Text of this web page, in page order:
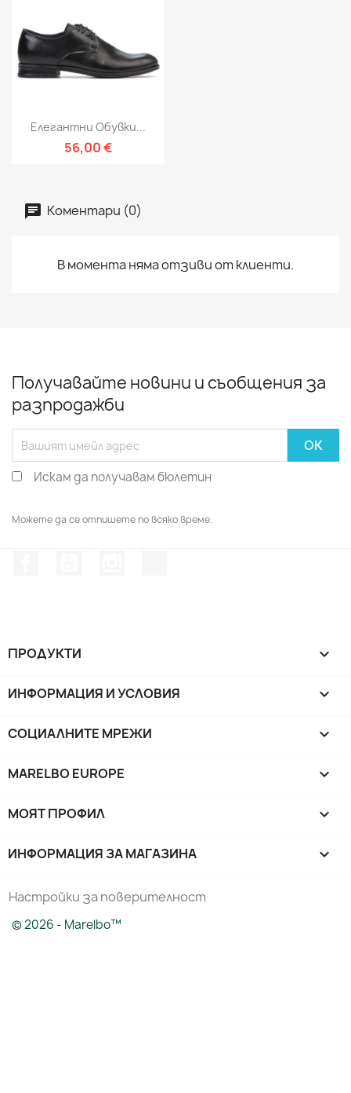
Елегантни Обувки...
56,00 €
Коментари (0)
В момента няма отзиви от клиенти.
Получавайте новини и съобщения за
разпродажби
Искам да получавам бюлетин
Можете да се отпишете по всяко време.
ПРОДУКТИ 
ИНФОРМАЦИЯ И УСЛОВИЯ 
СОЦИАЛНИТЕ МРЕЖИ 
MARELBO EUROPE 
МОЯТ ПРОФИЛ 
ИНФОРМАЦИЯ ЗА МАГАЗИНА keyboard_arrow_down
Настройки за поверителност
© 2026 - Marelbo™